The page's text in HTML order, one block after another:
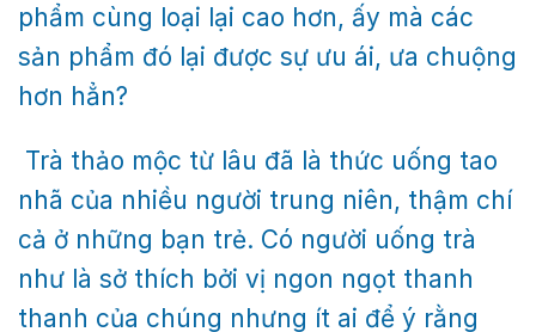
phẩm cùng loại lại cao hơn, ấy mà các
sản phẩm đó lại được sự ưu ái, ưa chuộng
hơn hẳn?
Trà thảo mộc từ lâu đã là thức uống tao
nhã của nhiều người trung niên, thậm chí
cả ở những bạn trẻ. Có người uống trà
như là sở thích bởi vị ngon ngọt thanh
thanh của chúng nhưng ít ai để ý rằng